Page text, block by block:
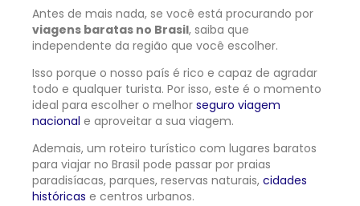
Antes de mais nada, se você está procurando por
viagens baratas no Brasil, saiba que
independente da região que você escolher.
Isso porque o nosso país é rico e capaz de agradar
todo e qualquer turista. Por isso, este é o momento
ideal para escolher o melhor seguro viagem
nacional e aproveitar a sua viagem.
Ademais, um roteiro turístico com lugares baratos
para viajar no Brasil pode passar por praias
paradisíacas, parques, reservas naturais, cidades
históricas e centros urbanos.